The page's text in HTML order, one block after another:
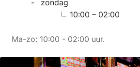
zondag
10:00 – 02:00
Ma-zo: 10:00 - 02:00 uur.